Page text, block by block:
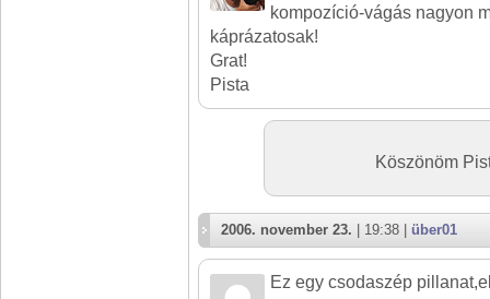
kompozíció-vágás nagyon
káprázatosak!
Grat!
Pista
Köszönöm
2006. november 23. | 19:38 | über01
Ez egy csodaszép